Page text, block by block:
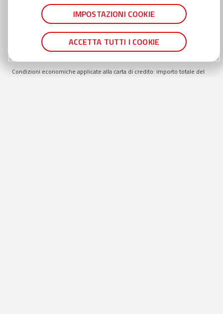
termine della giornata lavorativa successiva rispetto al momento in cui è
stata fornita in Filiale o in Agenzia Autorizzata la documentazione
completa. Importo richiedibile min.5.000€ max30.000€ rimborsabile min
mesi, max84mesi. Condizioni suscettibili di variazione in caso di
richiesta presentata in filiale TAN min14,55 % TAN max16,35
% TAEG min
% TAEG max18,69%.
Condizioni economiche applicate alla carta di credito: importo totale del
IMPOSTAZIONI COOKIE
ACCETTA TUTTI I COOKIE